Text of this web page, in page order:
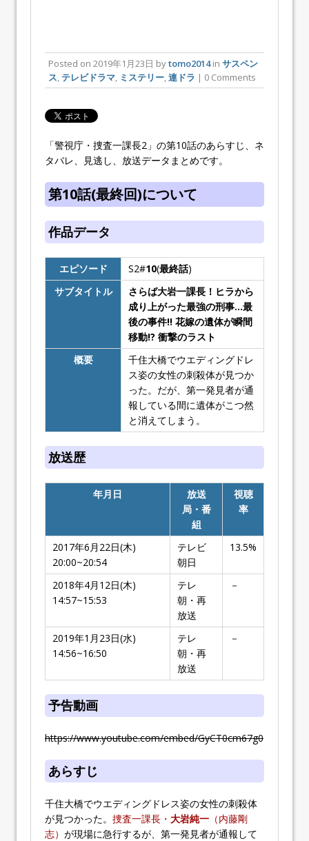
Posted on 2019年1月23日 bytomo2014in サスペン
ス テレビドラマ ミステリー 連ドラ | 0 Comments
「警視庁・捜査一課長2」の第10話のあらすじ、ネ
タバレ、見逃し、放送データまとめです。
第10話(最終回)について
作品データ
エピソード S2#10(最終話)
サブタイトル
さらば大岩一課長！ヒラから
成り上がった最強の刑事…最
後の事件!! 花嫁の遺体が瞬間
移動!? 衝撃のラスト
概要
千住大橋でウエディングドレ
ス姿の女性の刺殺体が見つか
った。だが、第一発見者が通
報している間に遺体がこつ然
と消えてしまう。
放送歴
年月日
放送
局・番
組
視聴
率
2017年6月22日(木)
20:00~20:54
テレビ
朝日
13.5%
2018年4月12日(木)
14:57~15:53
テレ
朝・再
放送
－
2019年1月23日(水)
14:56~16:50
テレ
朝・再
放送
－
予告動画
https://www.youtube.com/embed/GyCT0cm67g0
あらすじ
千住大橋でウエディングドレス姿の女性の刺殺体
が見つかった。 捜査一課長・ 大岩純一 （内藤剛
志） が現場に急行するが、第一発見者が通報して